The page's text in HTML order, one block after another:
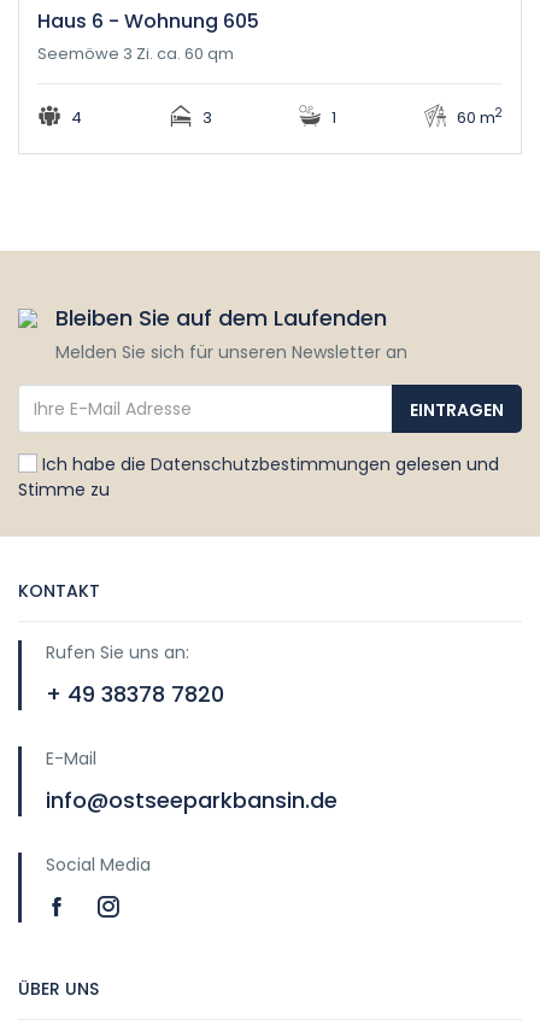
Haus 6 - Wohnung 605
Seemöwe 3 Zi. ca. 60 qm
4 3 1 60 m2
Bleiben Sie auf dem Laufenden
Melden Sie sich für unseren Newsletter an
Ich habe die Datenschutzbestimmungen gelesen und
Stimme zu
KONTAKT
Rufen Sie uns an:
+ 49 38378 7820
E-Mail
info@ostseeparkbansin.de
Social Media
ÜBER UNS